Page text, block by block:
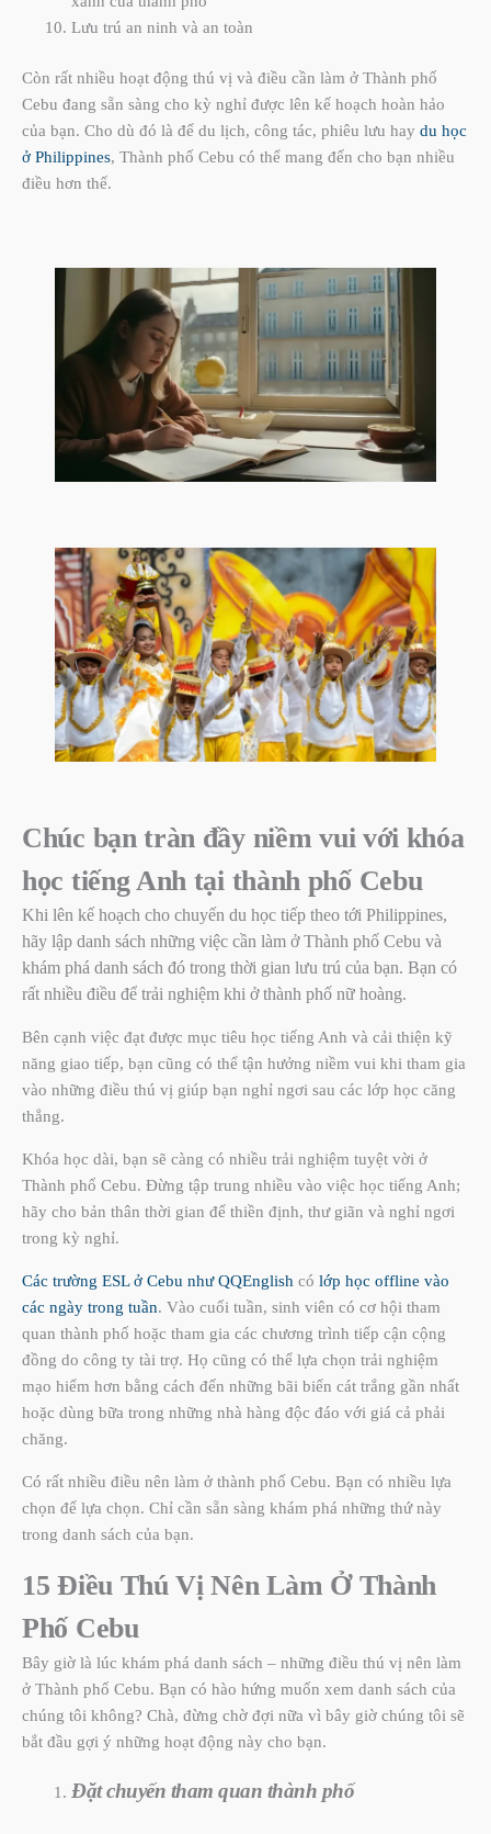
Lưu trú an ninh và an toàn
Còn rất nhiều hoạt động thú vị và điều cần làm ở Thành phố
Cebu đang sẵn sàng cho kỳ nghỉ được lên kế hoạch hoàn hảo
của bạn. Cho dù đó là để du lịch, công tác, phiêu lưu hay du học
ở Philippines, Thành phố Cebu có thể mang đến cho bạn nhiều
điều hơn thế.
Chúc bạn tràn đầy niềm vui với khóa
học tiếng Anh tại thành phố Cebu
Khi lên kế hoạch cho chuyến du học tiếp theo tới Philippines,
hãy lập danh sách những việc cần làm ở Thành phố Cebu và
khám phá danh sách đó trong thời gian lưu trú của bạn. Bạn có
rất nhiều điều để trải nghiệm khi ở thành phố nữ hoàng.
Bên cạnh việc đạt được mục tiêu học tiếng Anh và cải thiện kỹ
năng giao tiếp, bạn cũng có thể tận hưởng niềm vui khi tham gia
vào những điều thú vị giúp bạn nghỉ ngơi sau các lớp học căng
thẳng.
Khóa học dài, bạn sẽ càng có nhiều trải nghiệm tuyệt vời ở
Thành phố Cebu. Đừng tập trung nhiều vào việc học tiếng Anh;
hãy cho bản thân thời gian để thiền định, thư giãn và nghỉ ngơi
trong kỳ nghỉ.
Các trường ESL ở Cebu như QQEnglish có lớp học offline vào
các ngày trong tuần. Vào cuối tuần, sinh viên có cơ hội tham
quan thành phố hoặc tham gia các chương trình tiếp cận cộng
đồng do công ty tài trợ. Họ cũng có thể lựa chọn trải nghiệm
mạo hiểm hơn bằng cách đến những bãi biển cát trắng gần nhất
hoặc dùng bữa trong những nhà hàng độc đáo với giá cả phải
chăng.
Có rất nhiều điều nên làm ở thành phố Cebu. Bạn có nhiều lựa
chọn để lựa chọn. Chỉ cần sẵn sàng khám phá những thứ này
trong danh sách của bạn.
15 Điều Thú Vị Nên Làm Ở Thành
Phố Cebu
Bây giờ là lúc khám phá danh sách – những điều thú vị nên làm
ở Thành phố Cebu. Bạn có hào hứng muốn xem danh sách của
chúng tôi không? Chà, đừng chờ đợi nữa vì bây giờ chúng tôi sẽ
bắt đầu gợi ý những hoạt động này cho bạn.
Đặt chuyến tham quan thành phố